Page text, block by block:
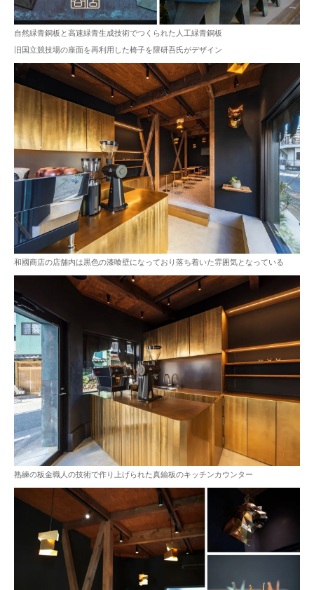
自然緑青銅板と高速緑青生成技術でつくられた人工緑青銅板
旧国立競技場の座面を再利用した椅子を隈研吾氏がデザイン
和國商店の店舗内は黒色の漆喰壁になっており落ち着いた雰囲気となっている
熟練の板金職人の技術で作り上げられた真鍮板のキッチンカウンター